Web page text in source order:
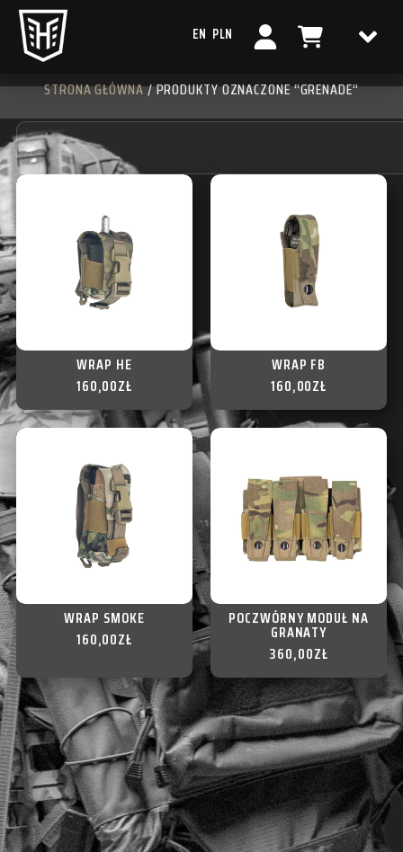
EN PLN
STRONA GŁÓWNA/ PRODUKTY OZNACZONE “GRENADE”
WRAP HE
160,00ZŁ
WRAP FB
160,00ZŁ
WRAP SMOKE
160,00ZŁ
POCZWÓRNY MODUŁ NA
GRANATY
360,00ZŁ